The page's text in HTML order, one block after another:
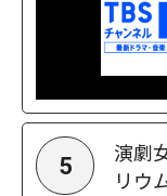
5
演劇
リウ